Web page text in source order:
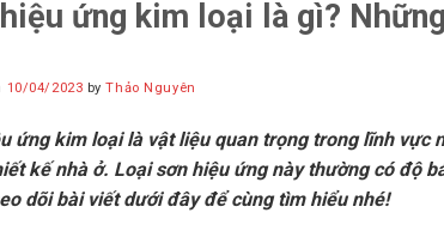
ứng kim loại là gì?
10/04/2023 byThảo Nguyên
ứng kim loại là vật liệu quan trọng trong lĩnh
kế nhà ở. Loại sơn hiệu ứng này thường có độ
dõi bài viết dưới đây để cùng tìm hiểu nhé!